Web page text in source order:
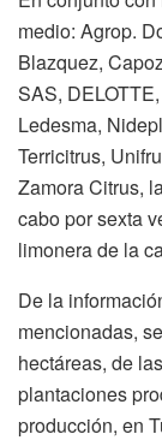
medio: Agrop.
Blazquez,
SAS,
Ledesma,
Terricitrus,
Zamora Citrus,
cabo por sexta
limonera de la
De la
mencionadas,
hectáreas, de
plantaciones
producción, en